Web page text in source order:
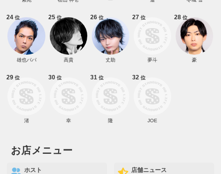
24位
雄也パパ
25位
高貴
26位
丈助
27 位
夢斗
28 位
豪
29位
渚
30位
幸
31位
隆
32 位
JOE
お店メニュー
ホスト 店舗ニュース